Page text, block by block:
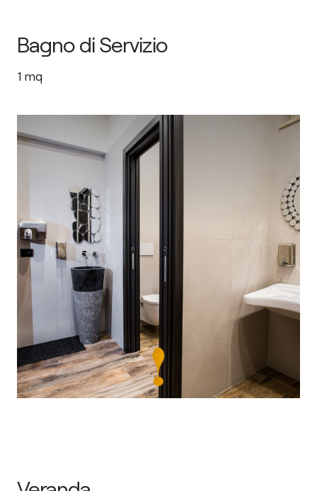
Bagno di Servizio
1 mq